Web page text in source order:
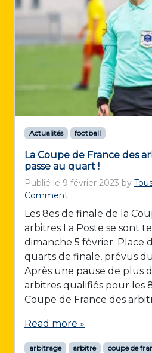
Actualités football
La Coupe de France des
passe au quart !
Publié le 9 février 2023 by
Comment
Les 8es de finale de la
arbitres La Poste se sont
dimanche 5 février. Place
quarts de finale, prévus du
Après une pause de plus
arbitres qualifiés pour les
Coupe de France des
Read more »
arbitrage arbitre
coupe de